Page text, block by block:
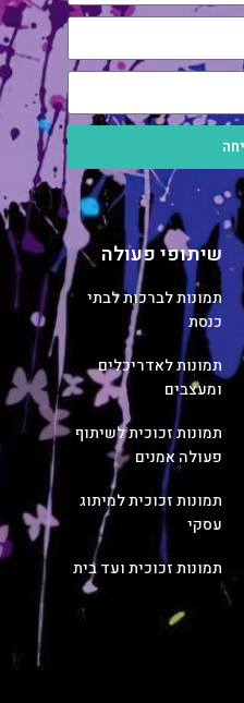
שיתופי פעולה
תמונות לברכות לבתי
כנסת
תמונות לאדריכלים
ומעצבים
תמונות זכוכית לשיתוף
פעולה אמנים
תמונות זכוכית למיתוג
עסקי
תמונות זכוכית ועד בית